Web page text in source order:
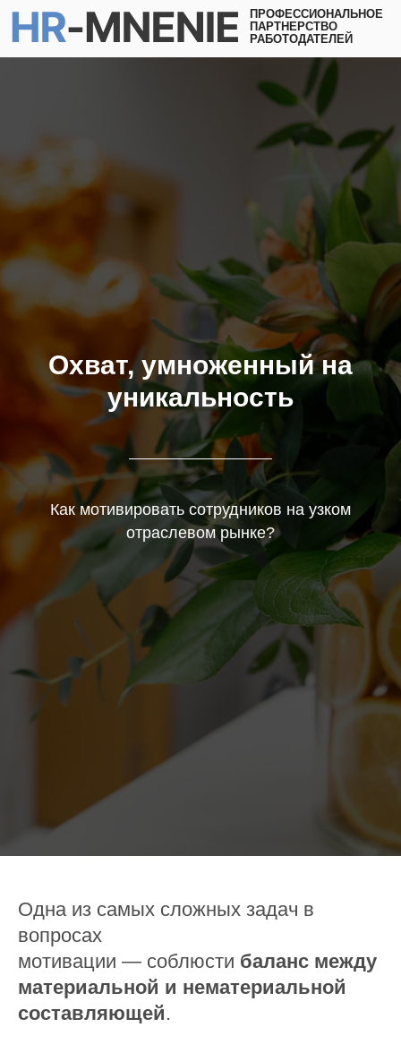
ПРОФЕССИОНАЛЬНОЕ
ПАРТНЕРСТВО
РАБОТОДАТЕЛЕЙ
Охват, умноженный на
уникальность
Как мотивировать сотрудников на узком
отраслевом рынке?
Одна из самых сложных задач в
вопросах
мотивации — соблюсти баланс между
материальной и нематериальной
составляющей.